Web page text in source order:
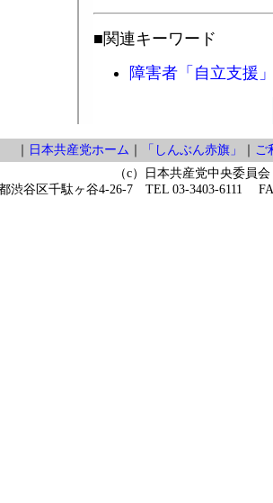
■関連キーワード
障害者「自立支援
日本共産党ホーム 「しんぶん赤旗」
ご
（c）日本共産党中央委員会
渋谷区千駄ヶ谷4-26-7 TEL 03-3403-6111